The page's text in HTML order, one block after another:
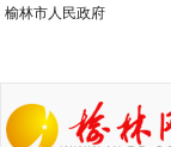
榆林市人民政府